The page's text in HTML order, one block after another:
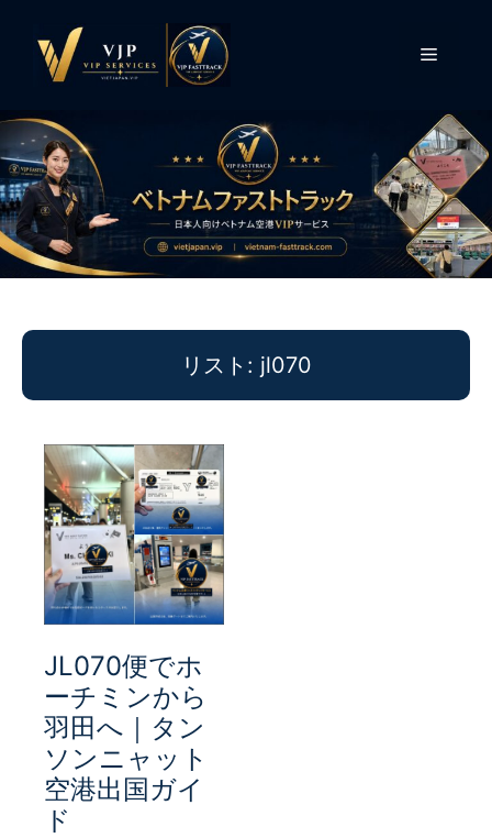
ツ
へ
ス
キ
ッ
プ
メ
ニ
ュ
ー
リスト: jl070
JL070便でホ
ーチミンから
羽田へ｜タン
ソンニャット
空港出国ガイ
ド